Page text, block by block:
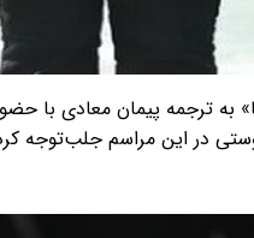
به ترجمه پیمان معادی با
در این مراسم جلب‌توجه